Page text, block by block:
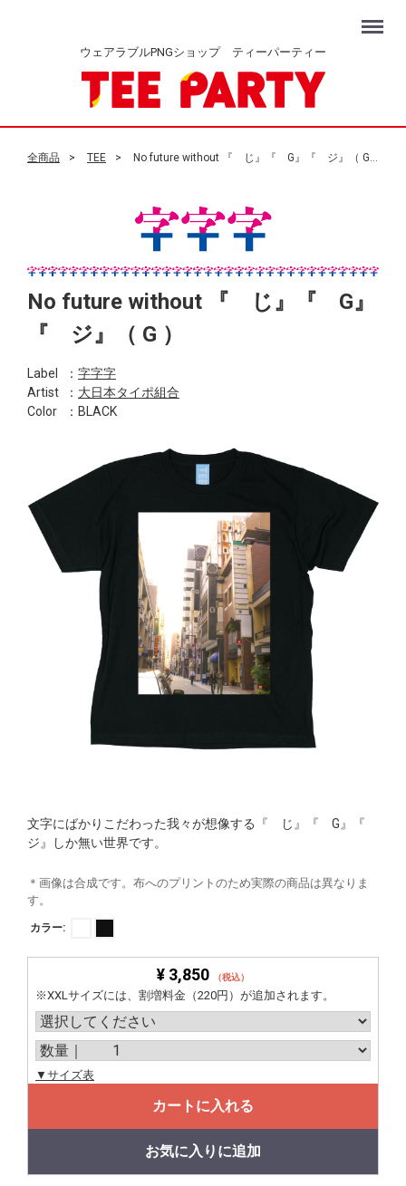
ウェアラブルPNGショップ ティーパーティー
Menu
全商品 TEE No future without 『 じ』『 G』『 ジ』（ G ）
No future without 『 じ』『 G』
『 ジ』（ G ）
Label ： 字字字
Artist
： 大日本タイポ組合
Color
：BLACK
文字にばかりこだわった我々が想像する『 じ』『 G』『
ジ』しか無い世界です。
＊画像は合成です。布へのプリントのため実際の商品は異なりま
す。
カラー:
¥ 3,850 （税込）
※XXLサイズには、割増料金（220円）が追加されます。
▼サイズ表
カートに入れる
お気に入りに追加